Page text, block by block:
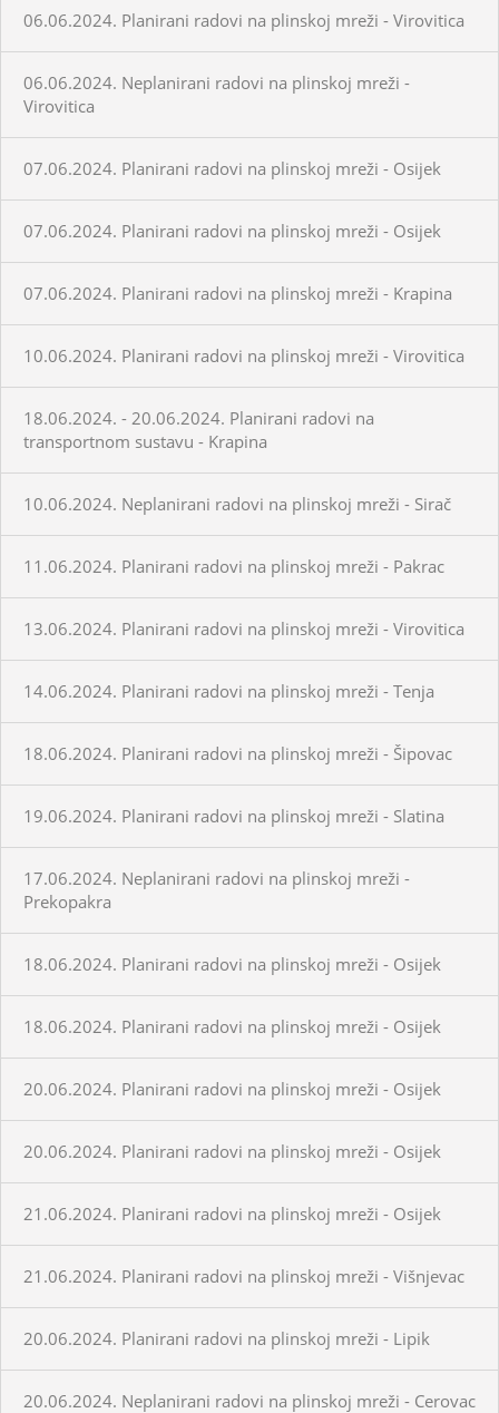
06.06.2024. Planirani radovi na plinskoj mreži - Virovitica
06.06.2024. Neplanirani radovi na plinskoj mreži -
Virovitica
07.06.2024. Planirani radovi na plinskoj mreži - Osijek
07.06.2024. Planirani radovi na plinskoj mreži - Osijek
07.06.2024. Planirani radovi na plinskoj mreži - Krapina
10.06.2024. Planirani radovi na plinskoj mreži - Virovitica
18.06.2024. - 20.06.2024. Planirani radovi na
transportnom sustavu - Krapina
10.06.2024. Neplanirani radovi na plinskoj mreži - Sirač
11.06.2024. Planirani radovi na plinskoj mreži - Pakrac
13.06.2024. Planirani radovi na plinskoj mreži - Virovitica
14.06.2024. Planirani radovi na plinskoj mreži - Tenja
18.06.2024. Planirani radovi na plinskoj mreži - Šipovac
19.06.2024. Planirani radovi na plinskoj mreži - Slatina
17.06.2024. Neplanirani radovi na plinskoj mreži -
Prekopakra
18.06.2024. Planirani radovi na plinskoj mreži - Osijek
18.06.2024. Planirani radovi na plinskoj mreži - Osijek
20.06.2024. Planirani radovi na plinskoj mreži - Osijek
20.06.2024. Planirani radovi na plinskoj mreži - Osijek
21.06.2024. Planirani radovi na plinskoj mreži - Osijek
21.06.2024. Planirani radovi na plinskoj mreži - Višnjevac
20.06.2024. Planirani radovi na plinskoj mreži - Lipik
20.06.2024. Neplanirani radovi na plinskoj mreži - Cerovac